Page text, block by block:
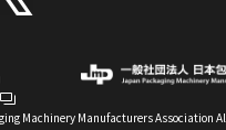
Machinery Manufacturers Association